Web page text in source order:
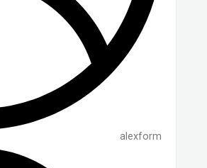
alexform